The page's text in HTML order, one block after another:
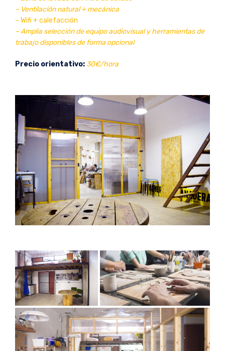
– Ventilación natural + mecánica
– Wifi + calefacción
– Amplia selección de equipo audiovisual y herramientas de
trabajo disponibles de forma opcional
Precio orientativo: 30€/hora